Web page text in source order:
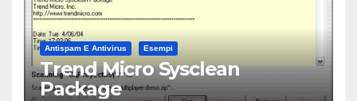
Antispam E Antivirus Esempi
Trend Micro Sysclean
Package